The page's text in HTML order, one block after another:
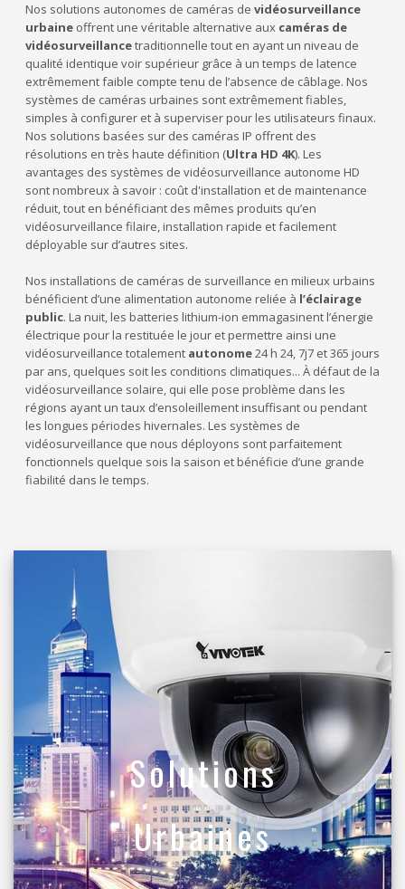
Nos solutions autonomes de caméras de vidéosurveillance
urbaineoffrent une véritable alternative aux caméras de
vidéosurveillancetraditionnelle tout en ayant un niveau de
qualité identique voir supérieur grâce à un temps de latence
extrêmement faible compte tenu de l’absence de câblage. Nos
systèmes de caméras urbaines sont extrêmement fiables,
simples à configurer et à superviser pour les utilisateurs finaux.
Nos solutions basées sur des caméras IP offrent des
résolutions en très haute définition (Ultra HD 4K). Les
avantages des systèmes de vidéosurveillance autonome HD
sont nombreux à savoir : coût d'installation et de maintenance
réduit, tout en bénéficiant des mêmes produits qu’en
vidéosurveillance filaire, installation rapide et facilement
déployable sur d’autres sites.
Nos installations de caméras de surveillance en milieux urbains
bénéficient d’une alimentation autonome reliée à l’éclairage
public. La nuit, les batteries lithium-ion emmagasinent l’énergie
électrique pour la restituée le jour et permettre ainsi une
vidéosurveillance totalement autonome24 h 24, 7j7 et 365 jours
par ans, quelques soit les conditions climatiques... À défaut de la
vidéosurveillance solaire, qui elle pose problème dans les
régions ayant un taux d’ensoleillement insuffisant ou pendant
les longues périodes hivernales. Les systèmes de
vidéosurveillance que nous déployons sont parfaitement
fonctionnels quelque sois la saison et bénéficie d’une grande
fiabilité dans le temps.
Solutions
Urbaines